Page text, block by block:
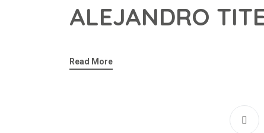
ALEJANDRO
Read More